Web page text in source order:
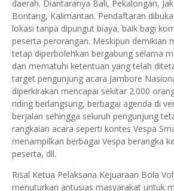
daerah. Diantaranya Bali, Pekalongan,
Bontang, Kalimantan. Pendaftaran
lokasi tanpa dipungut biaya, baik bagi
peserta perorangan. Meskipun demikian
tetap diperbolehkan bergabung selama
dan mematuhi ketentuan yang telah
target pengunjung acara Jambore
diperkirakan mencapai sekitar 2.000
riding berlangsung, berbagai agenda di
berjalan sehingga seluruh pengunjung
rangkaian acara seperti kontes Vespa
menampilkan berbagai Vespa berangka
peserta, dll.
Risal Ketua Pelaksana Kejuaraan Bola
menuturkan antusias masyarakat untuk